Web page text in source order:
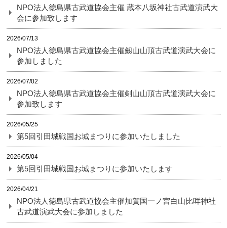
NPO法人徳島県古武道協会主催 蔵本八坂神社古武道演武大
会に参加致します
2026/07/13
NPO法人徳島県古武道協会主催劔山山頂古武道演武大会に
参加しました
2026/07/02
NPO法人徳島県古武道協会主催剣山山頂古武道演武大会に
参加致します
2026/05/25
第5回引田城戦国お城まつりに参加いたしました
2026/05/04
第5回引田城戦国お城まつりに参加いたします
2026/04/21
NPO法人徳島県古武道協会主催加賀国一ノ宮白山比咩神社
古武道演武大会に参加しました